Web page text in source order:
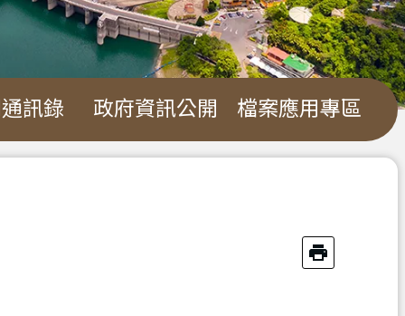
訊錄 政府資訊公開 檔案應用專區